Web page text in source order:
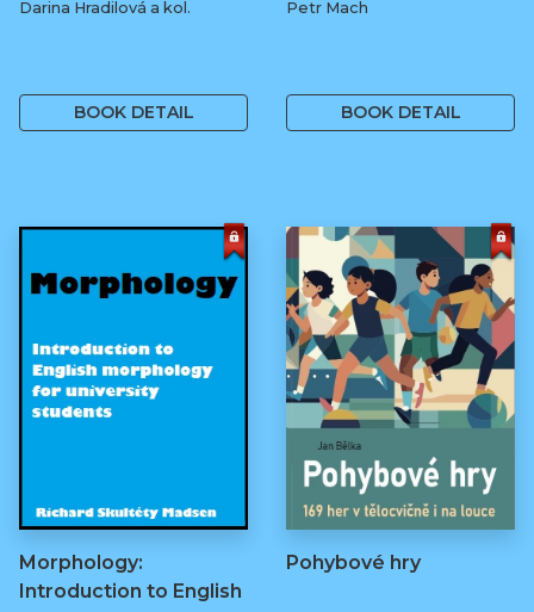
Darina Hradilová a kol.
BOOK DETAIL
Petr Mach
BOOK DETAIL
Morphology:
Introduction to English
Pohybové hry